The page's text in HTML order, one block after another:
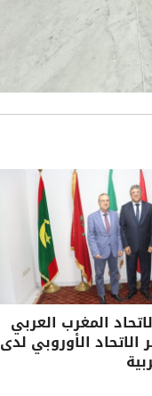
المغرب العربي
الأوروبي لدى